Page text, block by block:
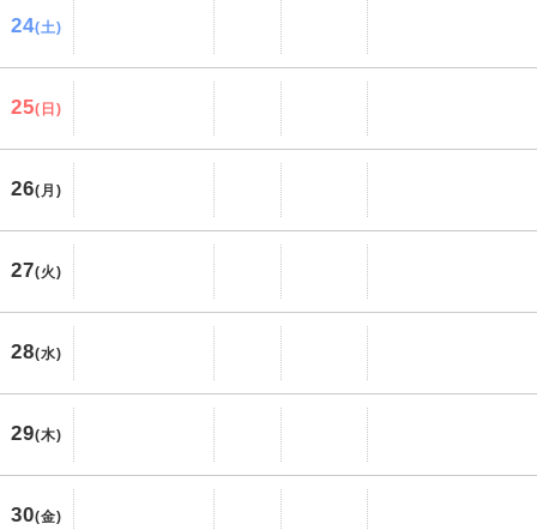
24(土)
25(日)
26(月)
27(火)
28(水)
29(木)
30(金)